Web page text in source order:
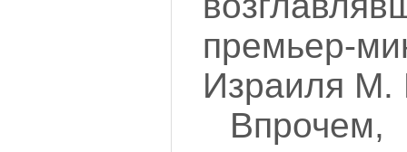
премьер-
Израиля М.